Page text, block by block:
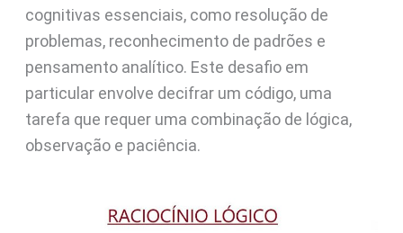
cognitivas essenciais, como resolução de
problemas, reconhecimento de padrões e
pensamento analítico. Este desafio em
particular envolve decifrar um código, uma
tarefa que requer uma combinação de lógica,
observação e paciência.